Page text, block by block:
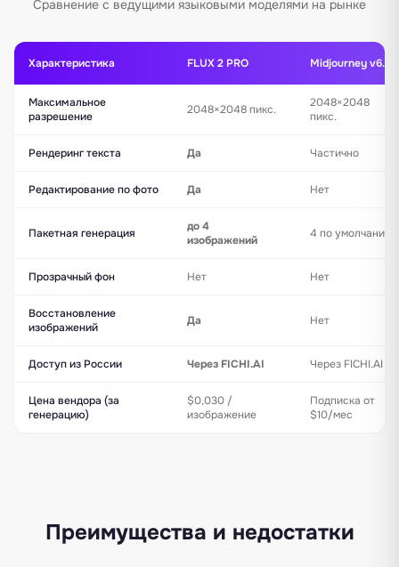
Сравнение с ведущими языковыми моделями на рынке
Характеристика FLUX 2 PRO Midjourney v6.1
Максимальное
разрешение
2048×2048 пикс.
2048×2048
пикс.
Рендеринг текста Да Частично
Редактирование по фото Да Нет
Пакетная генерация
до 4
изображений
4 по умолчанию
Прозрачный фон Нет Нет
Восстановление
изображений
Да Нет
Доступ из России Через FICHI.AI Через FICHI.AI
Цена вендора (за
генерацию)
$0,030 /
изображение
Подписка от
$10/мес
Преимущества и недостатки